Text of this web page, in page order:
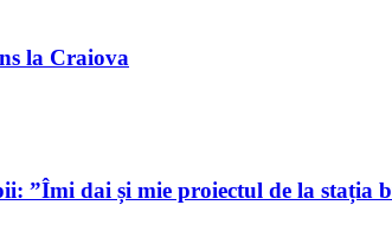
la Craiova
”Îmi dai și mie proiectul de la stația